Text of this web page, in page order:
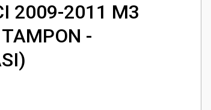
2009-2011 M3
-